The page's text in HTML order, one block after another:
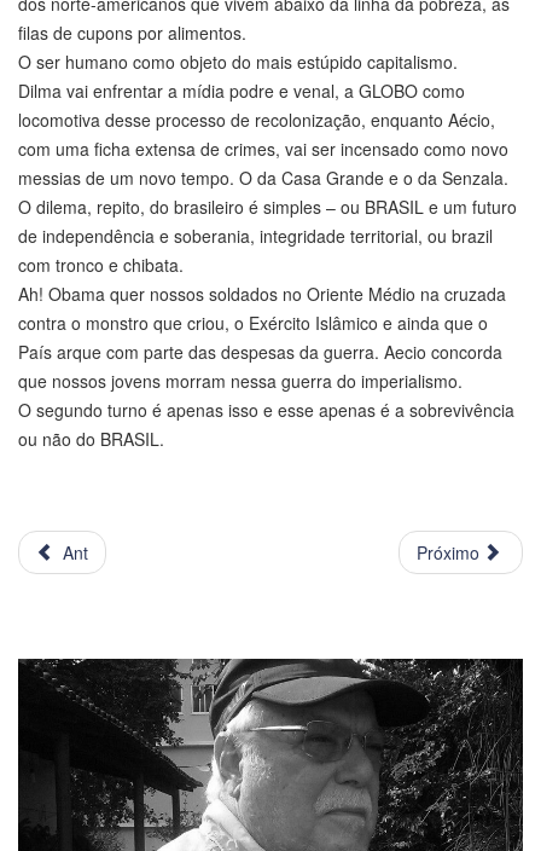
filas de cupons por alimentos.
O ser humano como objeto do mais estúpido capitalismo.
Dilma vai enfrentar a mídia podre e venal, a GLOBO como
locomotiva desse processo de recolonização, enquanto Aécio,
com uma ficha extensa de crimes, vai ser incensado como novo
messias de um novo tempo. O da Casa Grande e o da Senzala.
O dilema, repito, do brasileiro é simples – ou BRASIL e um futuro
de independência e soberania, integridade territorial, ou brazil
com tronco e chibata.
Ah! Obama quer nossos soldados no Oriente Médio na cruzada
contra o monstro que criou, o Exército Islâmico e ainda que o
País arque com parte das despesas da guerra. Aecio concorda
que nossos jovens morram nessa guerra do imperialismo.
O segundo turno é apenas isso e esse apenas é a sobrevivência
ou não do BRASIL.
Ant Próximo